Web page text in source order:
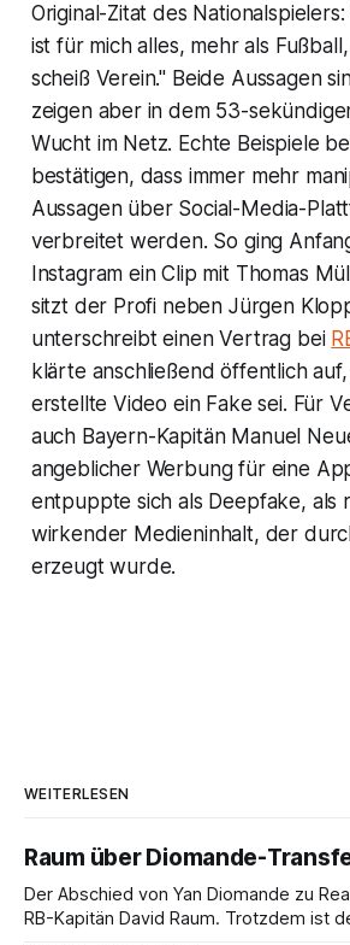
Original-Zitat des
ist für mich alles, mehr als
scheiß Verein." Beide Aussagen
zeigen aber in dem 53-
Wucht im Netz. Echte Beispiele
bestätigen, dass immer mehr
Aussagen über Social-Media-
verbreitet werden. So ging
Instagram ein Clip mit Thomas
sitzt der Profi neben Jürgen
unterschreibt einen Vertrag bei
klärte anschließend öffentlich auf,
erstellte Video ein Fake sei. Für
auch Bayern-Kapitän Manuel
angeblicher Werbung für eine
entpuppte sich als Deepfake, als
wirkender Medieninhalt, der
erzeugt wurde.
WEITERLESEN
Raum über Diomande-
Der Abschied von Yan Diomande zu
RB-Kapitän David Raum. Trotzdem ist